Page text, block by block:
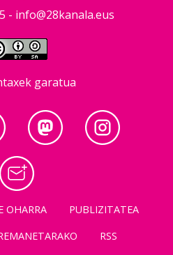
- info@28kanala.eus
garatua
OHARRA
PUBLIZITATEA
RSS